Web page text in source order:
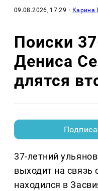
09.08.2026, 17:29 · Карина
Поиски
Дениса
длятся
37-летний
выходит на связь
находился в